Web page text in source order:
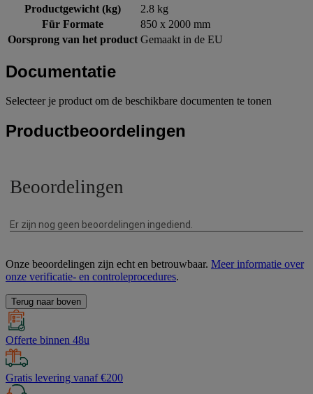
Productgewicht (kg)
2.8 kg
Für Formate
850 x 2000 mm
Oorsprong van het product Gemaakt in de EU
Documentatie
Selecteer je product om de beschikbare documenten te tonen
Productbeoordelingen
Onze beoordelingen zijn echt en betrouwbaar. Meer informatie over
onze verificatie- en controleprocedures.
Terug naar boven
Offerte binnen 48u
Gratis levering vanaf €200